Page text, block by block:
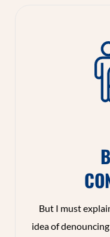
But I must
idea of